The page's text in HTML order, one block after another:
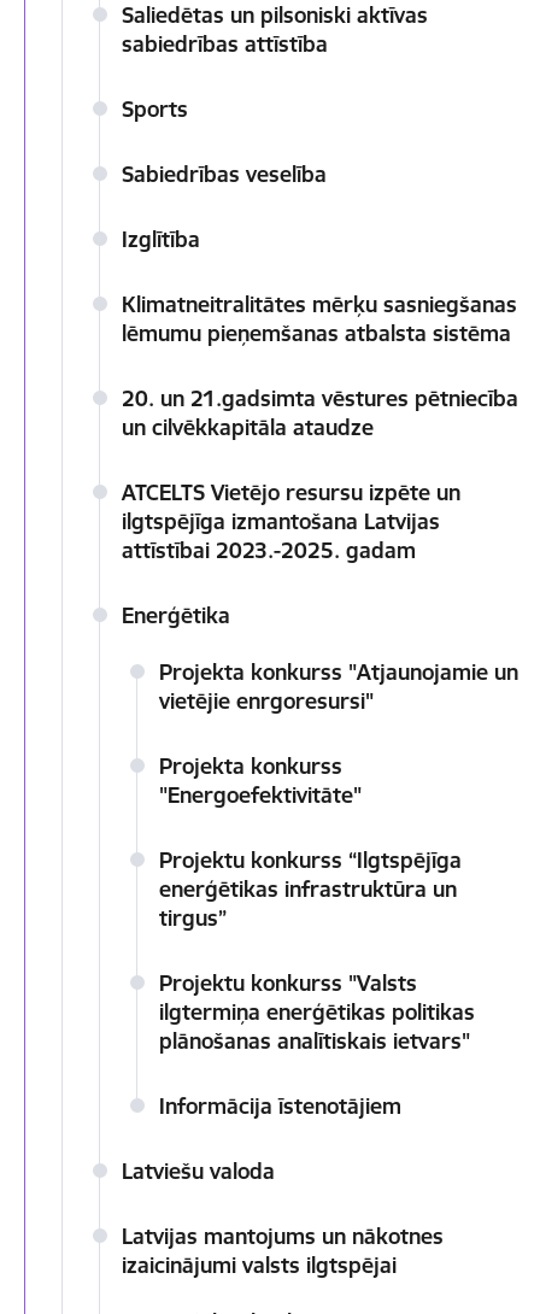
Saliedētas un pilsoniski aktīvas
sabiedrības attīstība
Sports
Sabiedrības veselība
Izglītība
Klimatneitralitātes mērķu sasniegšanas
lēmumu pieņemšanas atbalsta sistēma
20. un 21.gadsimta vēstures pētniecība
un cilvēkkapitāla ataudze
ATCELTS Vietējo resursu izpēte un
ilgtspējīga izmantošana Latvijas
attīstībai 2023.-2025. gadam
Enerģētika
Projekta konkurss "Atjaunojamie un
vietējie enrgoresursi"
Projekta konkurss
"Energoefektivitāte"
Projektu konkurss “Ilgtspējīga
enerģētikas infrastruktūra un
tirgus”
Projektu konkurss "Valsts
ilgtermiņa enerģētikas politikas
plānošanas analītiskais ietvars"
Informācija īstenotājiem
Latviešu valoda
Latvijas mantojums un nākotnes
izaicinājumi valsts ilgtspējai